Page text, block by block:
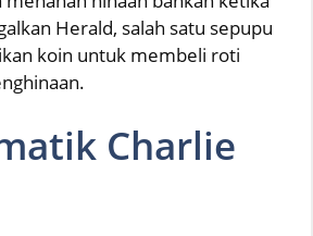
Herald, salah satu sepupu
koin untuk membeli roti
Charlie